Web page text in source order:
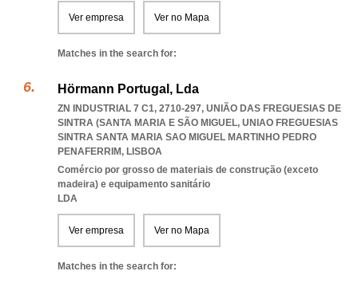
Ver empresa Ver no Mapa
Matches in the search for:
Hörmann Portugal, Lda
ZN INDUSTRIAL 7 C1, 2710-297, UNIÃO DAS FREGUESIAS DE
SINTRA (SANTA MARIA E SÃO MIGUEL, UNIAO FREGUESIAS
SINTRA SANTA MARIA SAO MIGUEL MARTINHO PEDRO
PENAFERRIM, LISBOA
Comércio por grosso de materiais de construção (exceto
madeira) e equipamento sanitário
LDA
Ver empresa Ver no Mapa
Matches in the search for: